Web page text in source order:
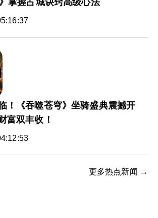
掌握占城诀窍高级心法
！《吞噬苍穹》坐骑盛典震撼开
富双丰收！
更多热点新闻 →